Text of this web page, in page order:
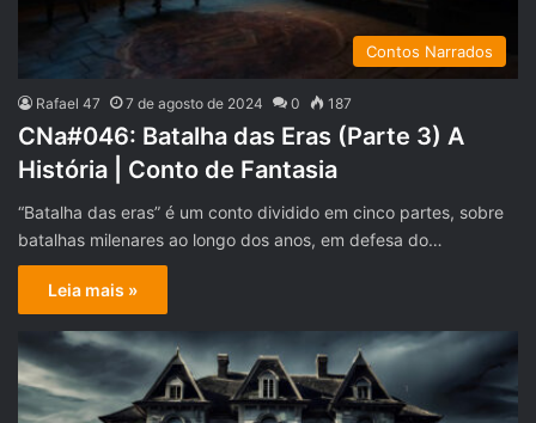
Contos Narrados
Rafael 47 7 de agosto de 2024 0 187
CNa#046: Batalha das Eras (Parte 3) A
História | Conto de Fantasia
“Batalha das eras” é um conto dividido em cinco partes, sobre
batalhas milenares ao longo dos anos, em defesa do…
Leia mais »